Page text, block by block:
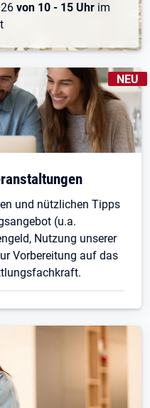
von 10 - 15 Uhr im
NEU
und nützlichen Tipps
(u.a.
Nutzung unserer
Vorbereitung auf das